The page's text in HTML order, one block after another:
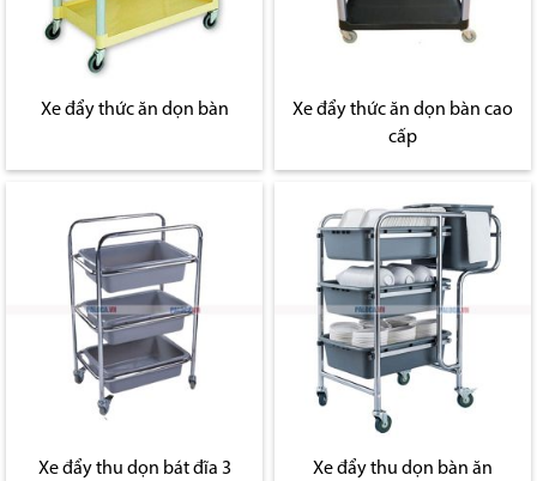
Xe đẩy thức ăn dọn bàn
Xe đẩy thức ăn dọn bàn cao
cấp
Xe đẩy thu dọn bát đĩa 3
Xe đẩy thu dọn bàn ăn